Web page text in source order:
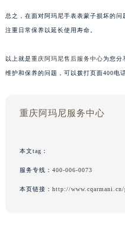
总之，在面对阿玛尼手表表蒙子损坏的
注重日常保养以延长使用寿命。
以上就是重庆阿玛尼售后服务中心为您分
维护和保养的问题，可以拨打页面400电
重庆阿玛尼服务中心
本文tag：
服务专线： 400-006-0073
本页链接： http://